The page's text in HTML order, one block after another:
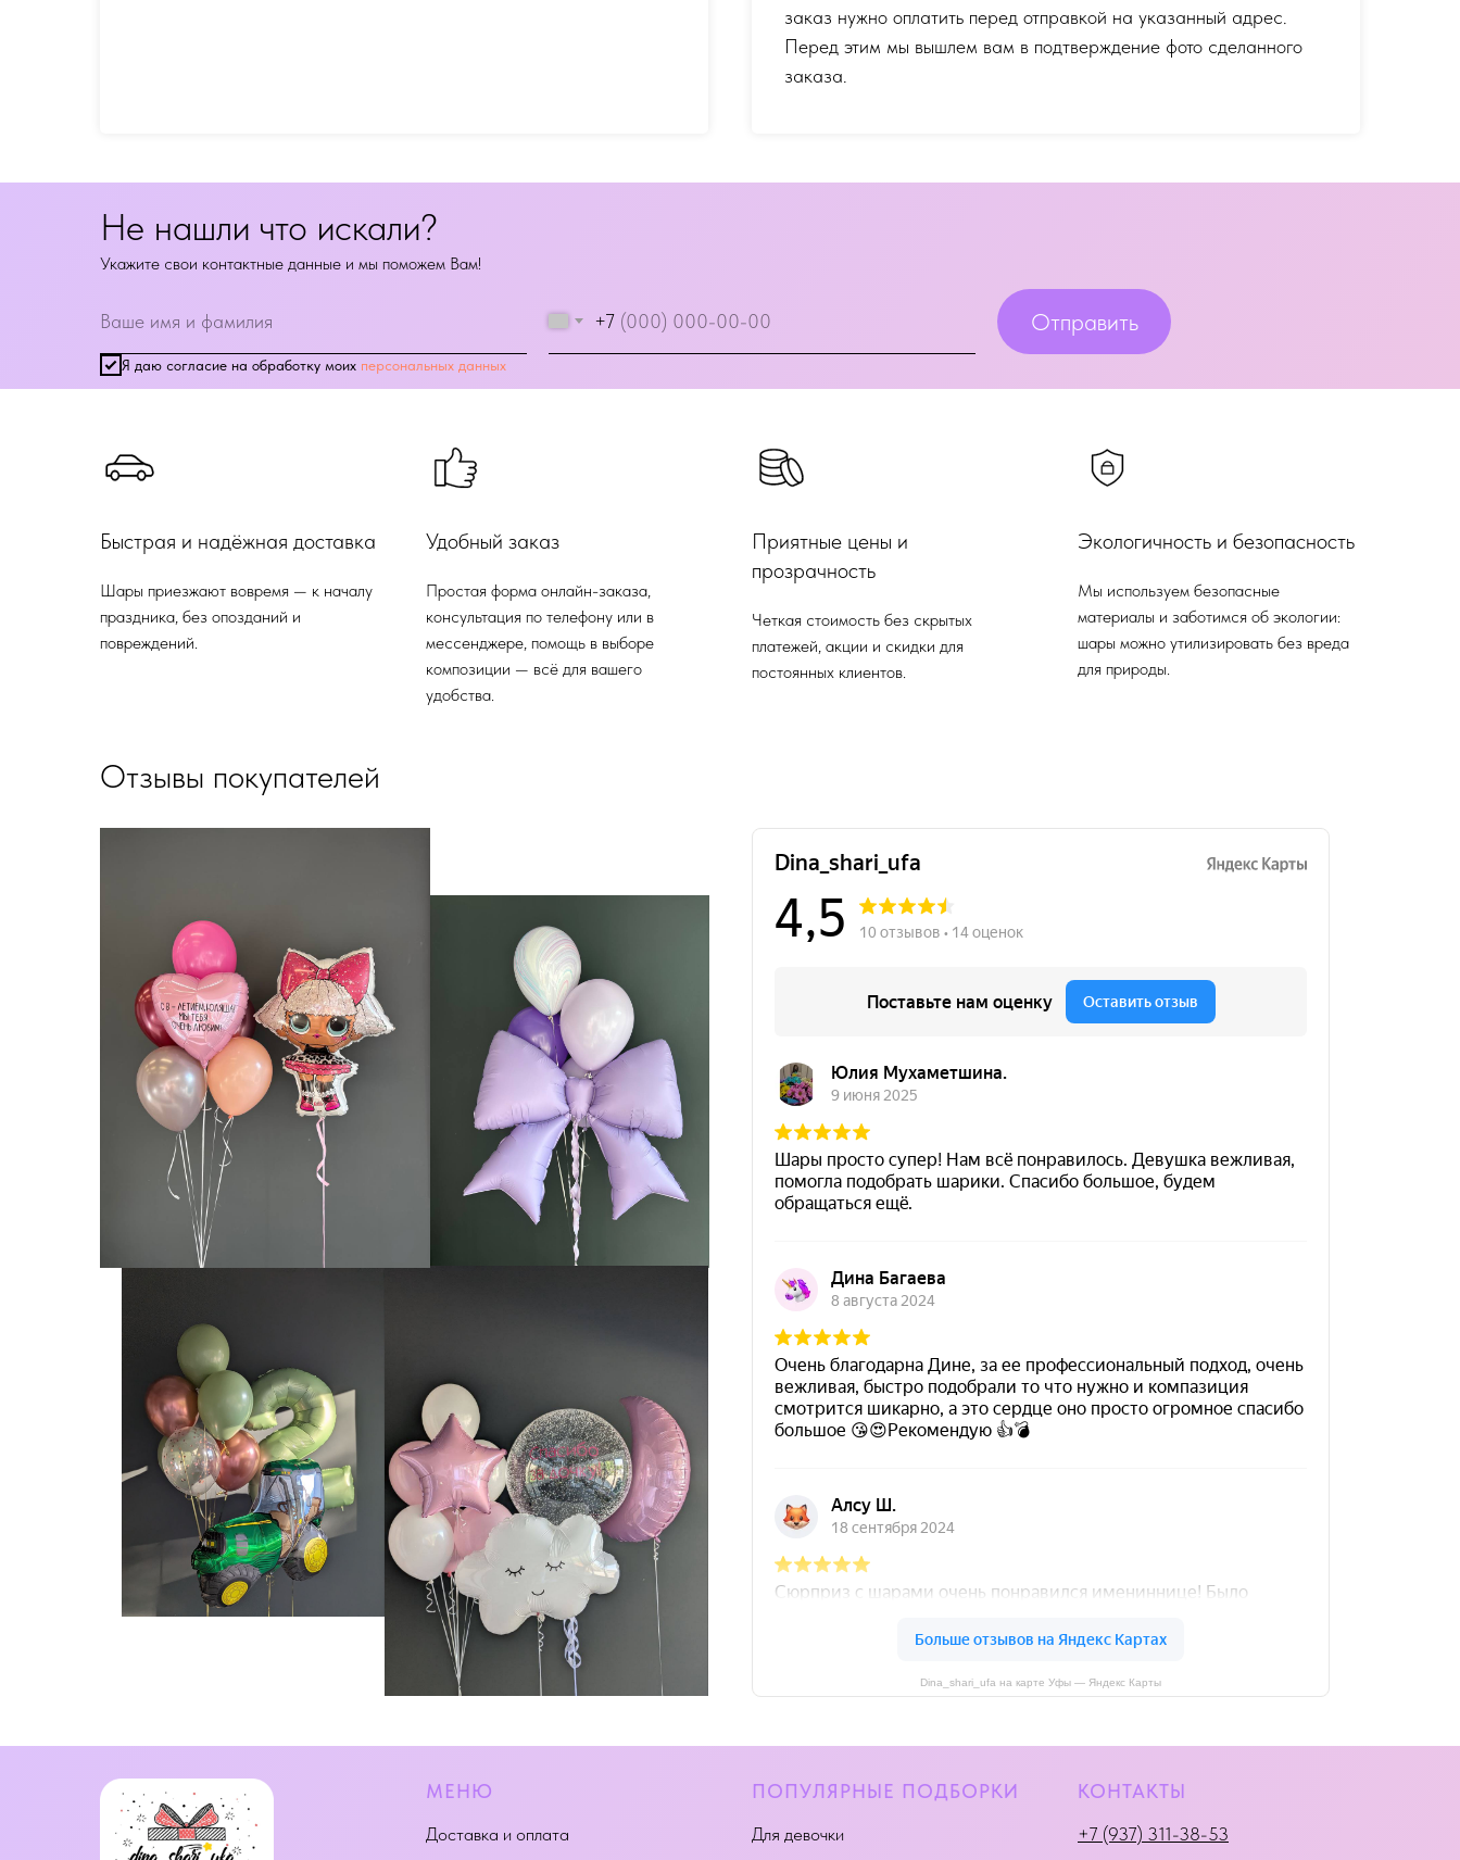
заказ нужно оплатить перед отправкой на указанный адрес.
Перед этим мы вышлем вам в подтверждение фото сделанного
заказа.
+7
Я даю согласие на обработку моих персональных данных
Отправить
Не нашли что искали?
Укажите свои контактные данные и мы поможем Вам!
Быстрая и надёжная доставка
Шары приезжают вовремя — к началу
праздника, без опозданий и
повреждений.
Удобный заказ
Простая форма онлайн-заказа,
консультация по телефону или в
мессенджере, помощь в выборе
композиции — всё для вашего
удобства.
Приятные цены и
прозрачность
Четкая стоимость без скрытых
платежей, акции и скидки для
постоянных клиентов.
Экологичность и безопасность
Мы используем безопасные
материалы и заботимся об экологии:
шары можно утилизировать без вреда
для природы.
Отзывы покупателей
Dina_shari_ufa на карте Уфы — Яндекс Карты
МЕНЮ
Доставка и оплата
ПОПУЛЯРНЫЕ ПОДБОРКИ
Для девочки
КОНТАКТЫ
+7 (937) 311-38-53